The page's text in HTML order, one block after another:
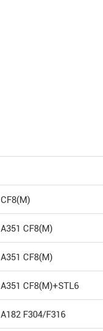
CF8(M)
A351 CF8(M)
A351 CF8(M)
A351 CF8(M)+STL6
A182 F304/F316